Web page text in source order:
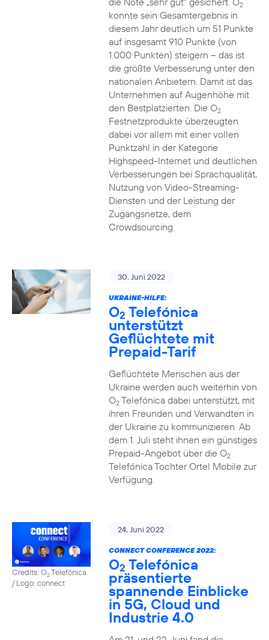
2
konnte sein Gesamtergebnis in
diesem Jahr deutlich um 51 Punkte
auf insgesamt 910 Punkte (von
1.000 Punkten) steigern – das ist
die größte Verbesserung unter den
nationalen Anbietern. Damit ist das
Unternehmen auf Augenhöhe mit
den Bestplatzierten. Die O2
Festnetzprodukte überzeugten
dabei vor allem mit einer vollen
Punktzahl in der Kategorie
Highspeed-Internet und deutlichen
Verbesserungen bei Sprachqualität,
Nutzung von Video-Streaming-
Diensten und der Leistung der
Zugangsnetze, dem
Crowdsourcing.
30. Juni 2022
UKRAINE-HILFE:
O2 Telefónica
unterstützt
Geflüchtete mit
Prepaid-Tarif
Geflüchtete Menschen aus der
Ukraine werden auch weiterhin von
O2Telefónica dabei unterstützt, mit
ihren Freunden und Verwandten in
der Ukraine zu kommunizieren. Ab
dem 1. Juli steht ihnen ein günstiges
Prepaid-Angebot über die O2
Telefónica Tochter Ortel Mobile zur
Verfügung.
Credits: O2Telefónica
/ Logo: connect
24. Juni 2022
CONNECT CONFERENCE 2022:
O2 Telefónica
präsentierte
spannende Einblicke
in 5G, Cloud und
Industrie 4.0